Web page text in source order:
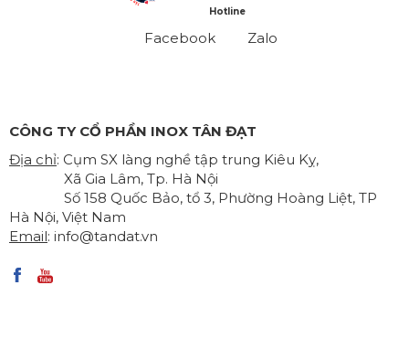
Hotline
Facebook Zalo
CÔNG TY CỔ PHẦN INOX TÂN ĐẠT
Địa chỉ: Cụm SX làng nghề tập trung Kiêu Kỵ,
Xã Gia Lâm, Tp. Hà Nội
Số 158 Quốc Bảo, tổ 3, Phường Hoàng Liệt, TP
Hà Nội, Việt Nam
Email: info@tandat.vn